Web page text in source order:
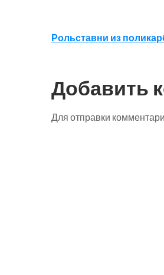
Навигация
записям
Рольставни из
Добавить
Для отправки